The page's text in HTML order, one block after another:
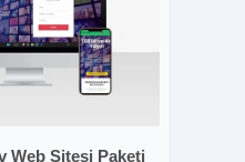
Web Sitesi Paketi